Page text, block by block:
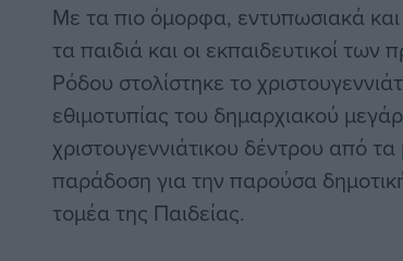
Με τα πιο όμορφα, εντυπωσιακά και
τα παιδιά και οι εκπαιδευτικοί
Ρόδου στολίστηκε το
εθιμοτυπίας του δημαρχιακού
χριστουγεννιάτικου δέντρου από
παράδοση για την παρούσα
τομέα της Παιδείας.